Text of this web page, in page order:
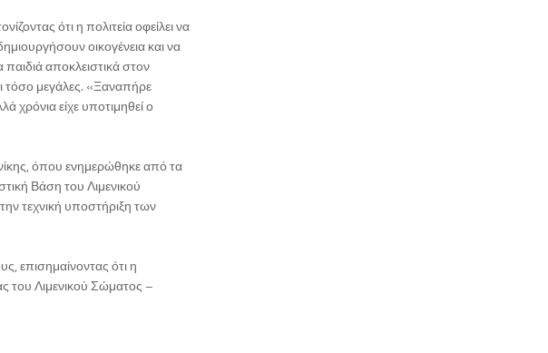
ότι η πολιτεία οφείλει να
οικογένεια και να
αποκλειστικά στον
τόσο μεγάλες. «Ξαναπήρε
χρόνια είχε υποτιμηθεί ο
όπου ενημερώθηκε από τα
Βάση του Λιμενικού
τεχνική υποστήριξη των
επισημαίνοντας ότι η
του Λιμενικού Σώματος –